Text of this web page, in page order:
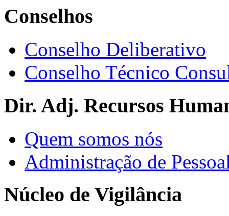
Conselhos
Conselho Deliberativo
Conselho Técnico
Dir. Adj. Recursos
Quem somos nós
Administração de
Núcleo de Vigilância